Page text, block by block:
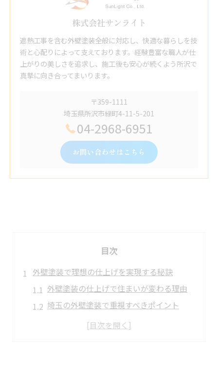
株式会社サンライト
遮熱工事を含む外壁塗装全般に対応し、快適な暮らしを技
術と心配りによって支えております。経験豊富な職人が仕
上がりの美しさを追求し、施工後も安心が続くよう所沢で
真摯に向き合ってまいります。
〒359-1111
埼玉県所沢市緑町4-11-5-201
04-2968-6951
お問い合わせはこちら
目次
外壁塗装で理想の仕上げを実現する秘訣
外壁塗装の仕上げで住まいが変わる理由
埼玉の外壁塗装で重視すべきポイント
理想の外壁塗装仕上げ方法とは何か